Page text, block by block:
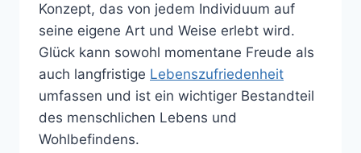
Konzept, das von jedem Individuum auf
seine eigene Art und Weise erlebt wird.
Glück kann sowohl momentane Freude als
auch langfristige Lebenszufriedenheit
umfassen und ist ein wichtiger Bestandteil
des menschlichen Lebens und
Wohlbefindens.